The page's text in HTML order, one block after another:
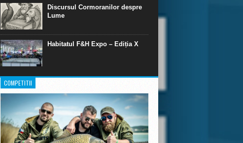
Discursul Cormoranilor despre
Lume
Habitatul F&H Expo – Ediția X
COMPETITII